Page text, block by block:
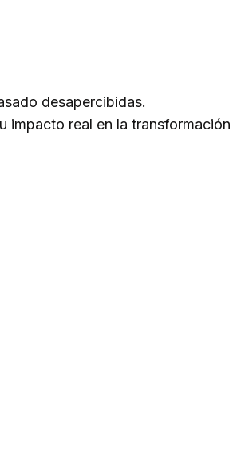
desapercibidas.
impacto real en la